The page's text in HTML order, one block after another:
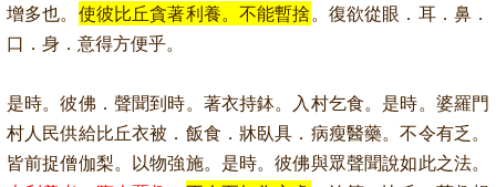
增多也。 使彼比丘貪著利養。不能暫捨。復欲從眼．耳．鼻．
口．身．意得方便乎。
是時。彼佛．聲聞到時。著衣持鉢。入村乞食。是時。婆羅門
村人民供給比丘衣被．飯食．牀臥具．病瘦醫藥。不令有乏。
皆前捉僧伽梨。以物強施。是時。彼佛與眾聲聞說如此之法。